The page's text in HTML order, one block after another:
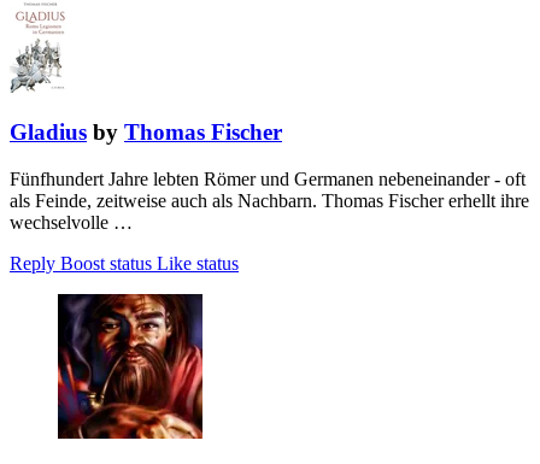
Gladius by Thomas Fischer
Fünfhundert Jahre lebten Römer und Germanen nebeneinander - oft
als Feinde, zeitweise auch als Nachbarn. Thomas Fischer erhellt ihre
wechselvolle …
Reply Boost status Like status